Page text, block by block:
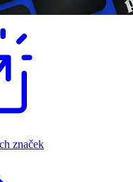
značek